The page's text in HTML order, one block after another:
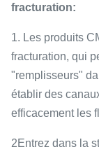
fracturation:
1. Les produits
fracturation, qui
"remplisseurs"
établir des
efficacement les
2Entrez dans la